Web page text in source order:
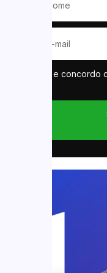
Li e concordo